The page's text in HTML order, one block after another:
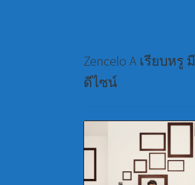
Zencelo A เรียบหรู มี
ดีไซน์